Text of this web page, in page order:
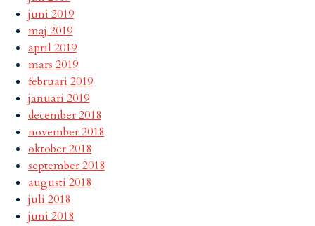
juni 2019
maj 2019
april 2019
mars 2019
februari 2019
januari 2019
december 2018
november 2018
oktober 2018
september 2018
augusti 2018
juli 2018
juni 2018